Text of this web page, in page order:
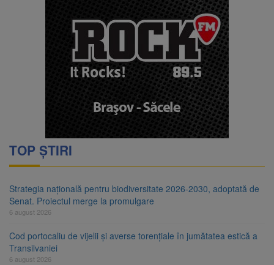
TOP ȘTIRI
Strategia națională pentru biodiversitate 2026-2030, adoptată de
Senat. Proiectul merge la promulgare
6 august 2026
Cod portocaliu de vijelii și averse torențiale în jumătatea estică a
Transilvaniei
6 august 2026